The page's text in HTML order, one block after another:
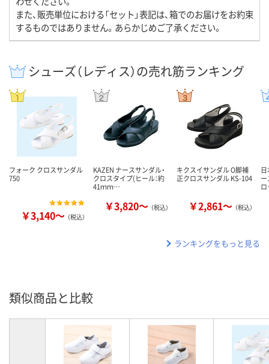
また、販売単位における「セット」表記は、箱でのお届けをお約束
するものではありません。あらかじめご了承ください。
シューズ（レディス）の売れ筋ランキング
フォーク クロスサンダル
750
￥3,140～ （税込）
KAZEN ナースサンダル・
クロスタイプ(ヒール：約
41ｍｍ…
￥3,820～ （税込）
キクスイサンダル O脚補
正クロスサンダル KS-104
￥2,861～ （税込）
ランキングをもっと見る
類似商品と比較